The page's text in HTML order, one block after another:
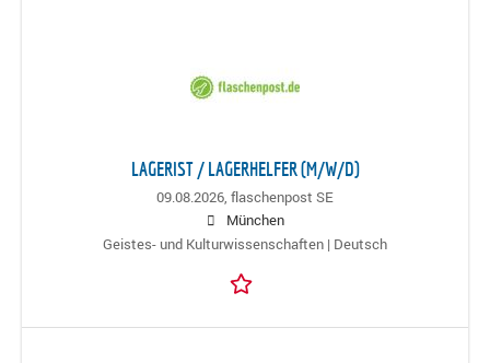
LAGERIST / LAGERHELFER (M/W/D)
09.08.2026, flaschenpost SE
München
Geistes- und Kulturwissenschaften | Deutsch